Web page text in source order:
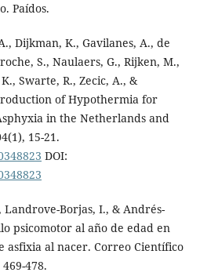
Paídos.
Dijkman, K., Gavilanes, A., de
S., Naulaers, G., Rijken, M.,
Swarte, R., Zecic, A., &
of Hypothermia for
in the Netherlands and
15-21.
DOI:
Landrove-Borjas, I., & Andrés-
psicomotor al año de edad en
asfixia al nacer. Correo Científico
478.